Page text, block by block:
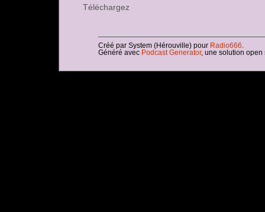
Téléchargez
Créé par System (Hérouville) pour Radio666
Généré avec Podcast Generator, une solution open